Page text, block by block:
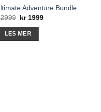
Adventure Bundle
Opprinnelig
var:
kr 2999.
kr1999Nåværende
LES MER